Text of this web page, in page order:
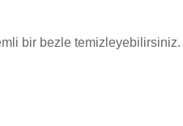
bir bezle temizleyebilirsiniz.